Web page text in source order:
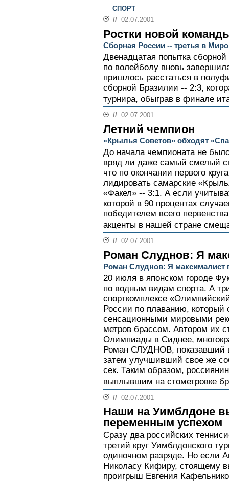
СПОРТ
// 02.07.2001
Ростки новой
Сборная России -- третья в
Двенадцатая попытка
по волейболу вновь
пришлось расстаться в
сборной Бразилии -- 2:3,
турнира, обыграв в финале
// 02.07.2001
Летний чемпион
«Крылья Советов» обходят
До начала чемпионата не
вряд ли даже самый смелый
что по окончании первого
лидировать самарские
«Факел» -- 3:1. А если
которой в 90 процентах
победителем всего
акценты в нашей стране
// 02.07.2001
Роман Слуднов: Я
Роман Слуднов: Я максималист
20 июля в японском городе
по водным видам спорта. А
спорткомплексе
России по плаванию, который
сенсационными мировыми
метров брассом. Автором их
Олимпиады в Сиднее,
Роман СЛУДНОВ, показавший
затем улучшивший свое же
сек. Таким образом,
выплывшим на стометровке
// 02.07.2001
Наши на Уимблдоне
переменным успехом
Сразу два российских
третий круг Уимблдонского
одиночном разряде. Но если
Николасу Кифиру, стоящему
проигрыш Евгения